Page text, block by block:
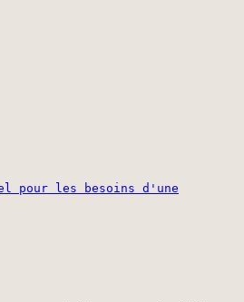
pour les besoins d'une